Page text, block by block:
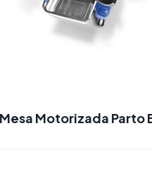
Mesa Motorizada Parto